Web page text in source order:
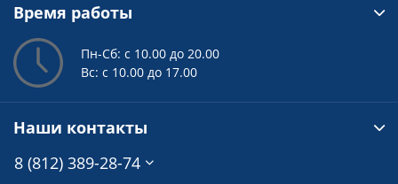
Время работы
Пн-Сб: с 10.00 до 20.00
Вс: с 10.00 до 17.00
Наши контакты
8 (812) 389-28-74